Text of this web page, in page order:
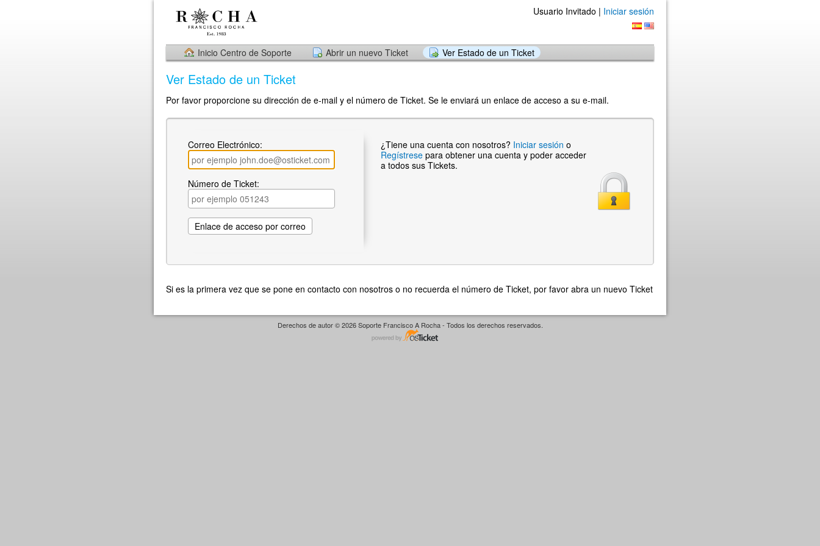
Usuario Invitado | Iniciar sesión
Inicio Centro de Soporte Abrir un nuevo Ticket Ver Estado de un Ticket
Ver Estado de un Ticket
Por favor proporcione su dirección de e-mail y el número de Ticket. Se le enviará un enlace de acceso a su e-mail.
Correo Electrónico:
Número de Ticket:
¿Tiene una cuenta con nosotros? Iniciar sesión o
Regístrese para obtener una cuenta y poder acceder
a todos sus Tickets.
Si es la primera vez que se pone en contacto con nosotros o no recuerda el número de Ticket, por favor abra un nuevo Ticket
Derechos de autor © 2026 Soporte Francisco A Rocha - Todos los derechos reservados.